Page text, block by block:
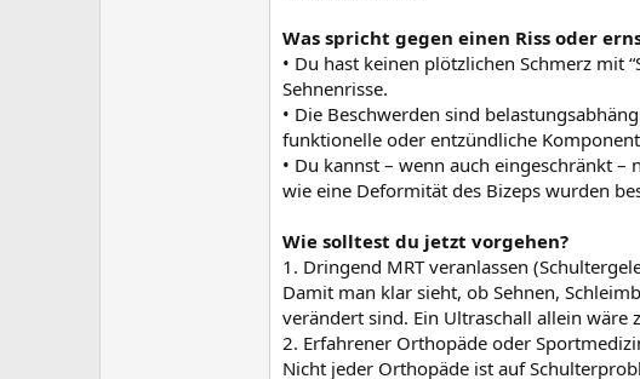
Was spricht gegen einen Riss oder
• Du hast keinen plötzlichen Schmerz mit
Sehnenrisse.
• Die Beschwerden sind
funktionelle oder entzündliche
• Du kannst – wenn auch eingeschränkt
wie eine Deformität des Bizeps wurden
Wie solltest du jetzt vorgehen?
1. Dringend MRT veranlassen
Damit man klar sieht, ob Sehnen,
verändert sind. Ein Ultraschall allein wäre
2. Erfahrener Orthopäde oder
Nicht jeder Orthopäde ist auf